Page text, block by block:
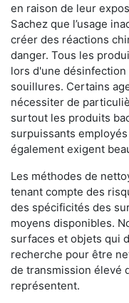
en raison de leur
Sachez que l’usage
créer des réactions
danger. Tous les
lors d'une
souillures. Certains
nécessiter de
surtout les produits
surpuissants
également exigent
Les méthodes de
tenant compte des
des spécificités des
moyens disponibles.
surfaces et objets qui
recherche pour être
de transmission élevé
représentent.